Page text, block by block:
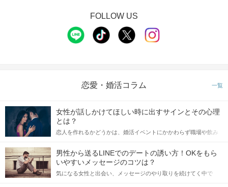
FOLLOW US
恋愛・婚活コラム 一覧
女性が話しかけてほしい時に出すサインとその心理
とは？
恋人を作れるかどうかは、婚活イベントにかかわらず職場や飲み
てアプローチできるかにも左右されます。 これから恋人作りを本
格的に始めようとしている方は、女性が異性を求めて出すサイン
をしっかりと理解し、正しい行動に移せるかどうかが重要。 この
記事では、女性が話しかけて欲しい時に出すサインとその心理を
男性から送るLINEでのデートの誘い方！OKをもら
いやすいメッセージのコツは？
気になる女性と出会い、メッセージのやり取りを続けてく中で